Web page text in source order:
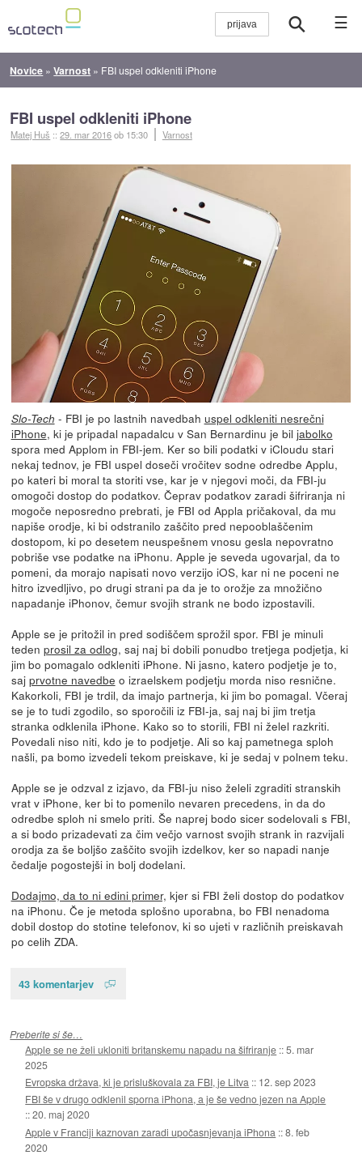
☰
Novice »Varnost » FBI uspel odkleniti iPhone
FBI uspel odkleniti iPhone
Matej Huš ::29. mar 2016ob 15:30 Varnost
Slo-Tech - FBI je po lastnih navedbah uspel odkleniti nesrečni
iPhone, ki je pripadal napadalcu v San Bernardinu je bil jabolko
spora med Applom in FBI-jem. Ker so bili podatki v iCloudu stari
nekaj tednov, je FBI uspel doseči vročitev sodne odredbe Applu,
po kateri bi moral ta storiti vse, kar je v njegovi moči, da FBI-ju
omogoči dostop do podatkov. Čeprav podatkov zaradi šifriranja ni
mogoče neposredno prebrati, je FBI od Appla pričakoval, da mu
napiše orodje, ki bi odstranilo zaščito pred nepooblaščenim
dostopom, ki po desetem neuspešnem vnosu gesla nepovratno
pobriše vse podatke na iPhonu. Apple je seveda ugovarjal, da to
pomeni, da morajo napisati novo verzijo iOS, kar ni ne poceni ne
hitro izvedljivo, po drugi strani pa da je to orožje za množično
napadanje iPhonov, čemur svojih strank ne bodo izpostavili.
Apple se je pritožil in pred sodiščem sprožil spor. FBI je minuli
teden prosil za odlog, saj naj bi dobili ponudbo tretjega podjetja, ki
jim bo pomagalo odkleniti iPhone. Ni jasno, katero podjetje je to,
saj prvotne navedbe o izraelskem podjetju morda niso resnične.
Kakorkoli, FBI je trdil, da imajo partnerja, ki jim bo pomagal. Včeraj
se je to tudi zgodilo, so sporočili iz FBI-ja, saj naj bi jim tretja
stranka odklenila iPhone. Kako so to storili, FBI ni želel razkriti.
Povedali niso niti, kdo je to podjetje. Ali so kaj pametnega sploh
našli, pa bomo izvedeli tekom preiskave, ki je sedaj v polnem teku.
Apple se je odzval z izjavo, da FBI-ju niso želeli zgraditi stranskih
vrat v iPhone, ker bi to pomenilo nevaren precedens, in da do
odredbe sploh ni smelo priti. Še naprej bodo sicer sodelovali s FBI,
a si bodo prizadevati za čim večjo varnost svojih strank in razvijali
orodja za še boljšo zaščito svojih izdelkov, ker so napadi nanje
čedalje pogostejši in bolj dodelani.
Dodajmo, da to ni edini primer, kjer si FBI želi dostop do podatkov
na iPhonu. Če je metoda splošno uporabna, bo FBI nenadoma
dobil dostop do stotine telefonov, ki so ujeti v različnih preiskavah
po celih ZDA.
43 komentarjev
Preberite si še…
Apple se ne želi ukloniti britanskemu napadu na šifriranje ::5. mar
2025
Evropska država, ki je prisluškovala za FBI, je Litva :: 12. sep 2023
FBI še v drugo odklenil sporna iPhona, a je še vedno jezen na Apple
::20. maj 2020
Apple v Franciji kaznovan zaradi upočasnjevanja iPhona ::8. feb
2020